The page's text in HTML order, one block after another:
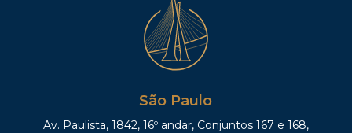
São Paulo
Av. Paulista, 1842, 16º andar, Conjuntos 167 e 168,